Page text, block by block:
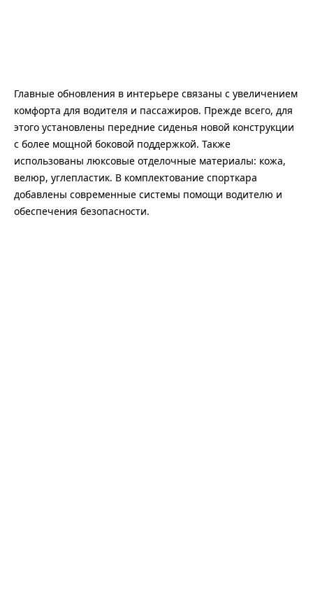
Главные обновления в интерьере связаны с увеличением
комфорта для водителя и пассажиров. Прежде всего, для
этого установлены передние сиденья новой конструкции
с более мощной боковой поддержкой. Также
использованы люксовые отделочные материалы: кожа,
велюр, углепластик. В комплектование спорткара
добавлены современные системы помощи водителю и
обеспечения безопасности.